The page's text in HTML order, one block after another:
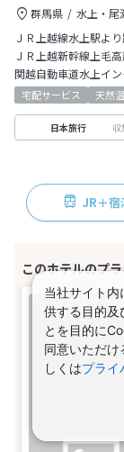
群馬県 水上・尾
ＪＲ上越線水上駅よ
ＪＲ上越新幹線上毛
関越自動車道水上イ
宅配サービス 天然
日本旅行 収
JR＋宿
当社サイト
供する目的及
とを目的に
同意いただ
しくはプライ